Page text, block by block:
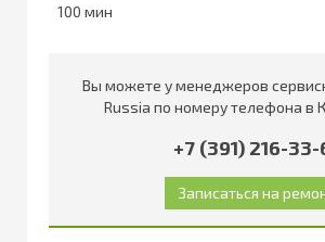
100
Вы можете у менеджеров
Russia по номеру телефона в
+7 (391) 216-33-